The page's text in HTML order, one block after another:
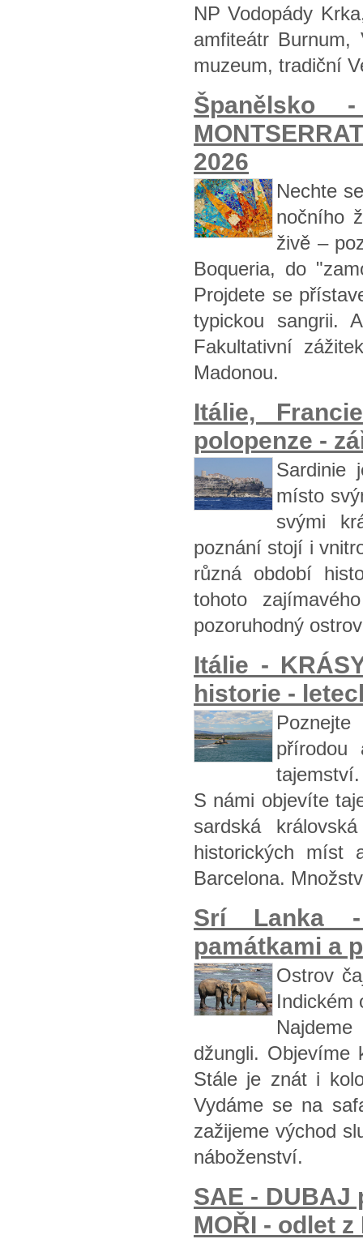
NP Vodopády
amfiteátr Burnum,
muzeum, tradiční
Španělsko
2026
Nechte
nočního
živě –
Boqueria, do
Projdete se
typickou sangrii.
Fakultativní
Madonou.
Itálie,
polopenze -
Sardinie
místo
svými
poznání stojí i
různá období
tohoto
pozoruhodný
Itálie -
historie -
přírodou
S námi objevíte
sardská
historických míst
Barcelona.
Srí Lanka -
památkami a
Ostrov
Indickém
džungli. Objevíme
Stále je znát i
Vydáme se na
zažijeme východ
náboženství.
SAE - DUBAJ
MOŘI - odlet